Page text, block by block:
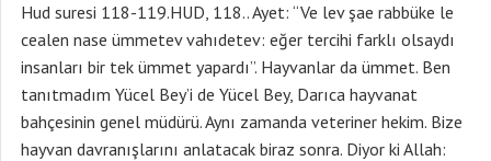
Hud suresi 118-119.HUD, 118.. Ayet: “Ve lev şae rabbüke le
cealen nase ümmetev vahıdetev: eğer tercihi farklı olsaydı
insanları bir tek ümmet yapardı”. Hayvanlar da ümmet. Ben
tanıtmadım Yücel Bey’i de Yücel Bey, Darıca hayvanat
bahçesinin genel müdürü. Aynı zamanda veteriner hekim. Bize
hayvan davranışlarını anlatacak biraz sonra. Diyor ki Allah: